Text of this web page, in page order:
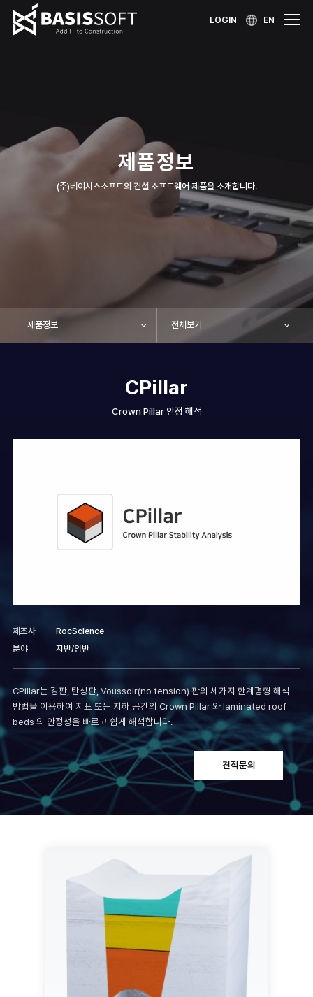
LOGIN EN
제품정보
(주)베이시스소프트의 건설 소프트웨어 제품을 소개합니다.
제품정보 전체보기
CPillar
Crown Pillar 안정 해석
제조사
RocScience
분야
지반/암반
CPillar는 강판, 탄성판, Voussoir(no tension) 판의 세가지 한계평형 해석
방법을 이용하여 지표 또는 지하 공간의 Crown Pillar 와 laminated roof
beds 의 안정성을 빠르고 쉽게 해석합니다.
견적문의